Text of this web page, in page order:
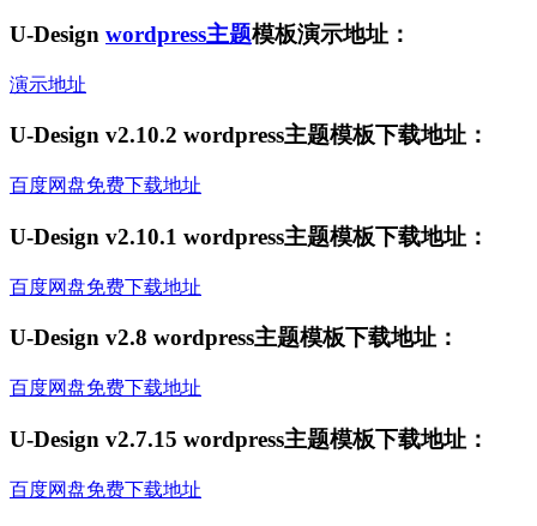
U-Design wordpress主题模板演示地址：
演示地址
U-Design v2.10.2 wordpress主题模板下载地址：
百度网盘免费下载地址
U-Design v2.10.1 wordpress主题模板下载地址：
百度网盘免费下载地址
U-Design v2.8 wordpress主题模板下载地址：
百度网盘免费下载地址
U-Design v2.7.15 wordpress主题模板下载地址：
百度网盘免费下载地址